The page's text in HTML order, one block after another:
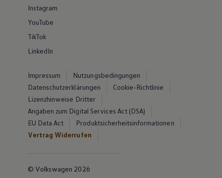
Instagram
YouTube
TikTok
LinkedIn
Impressum
Nutzungsbedingungen
Datenschutzerklärungen
Cookie-Richtlinie
Lizenzhinweise Dritter
Angaben zum Digital Services Act (DSA)
EU Data Act
Produktsicherheitsinformationen
Vertrag Widerrufen
© Volkswagen 2026